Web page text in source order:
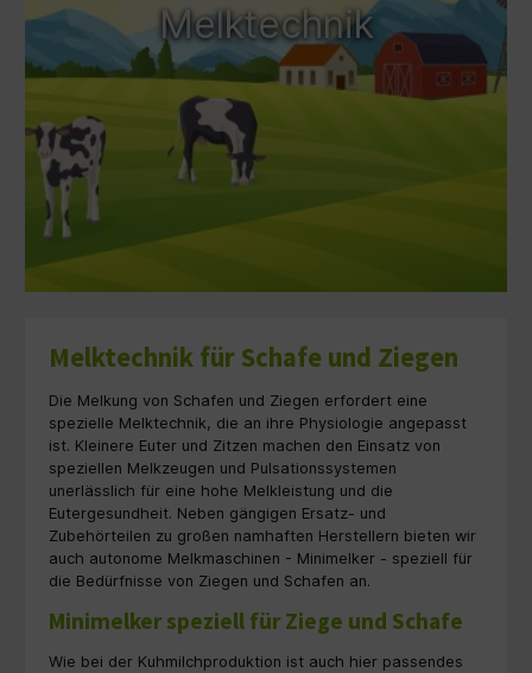
Melktechnik
Melktechnik für Schafe und Ziegen
Die Melkung von Schafen und Ziegen erfordert eine
spezielle Melktechnik, die an ihre Physiologie angepasst
ist. Kleinere Euter und Zitzen machen den Einsatz von
speziellen Melkzeugen und Pulsationssystemen
unerlässlich für eine hohe Melkleistung und die
Eutergesundheit. Neben gängigen Ersatz- und
Zubehörteilen zu großen namhaften Herstellern bieten wir
auch autonome Melkmaschinen - Minimelker - speziell für
die Bedürfnisse von Ziegen und Schafen an.
Minimelker speziell für Ziege und Schafe
Wie bei der Kuhmilchproduktion ist auch hier passendes